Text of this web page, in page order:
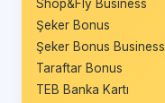
Shop&Fly Business
Şeker Bonus
Şeker Bonus Business
Taraftar Bonus
TEB Banka Kartı